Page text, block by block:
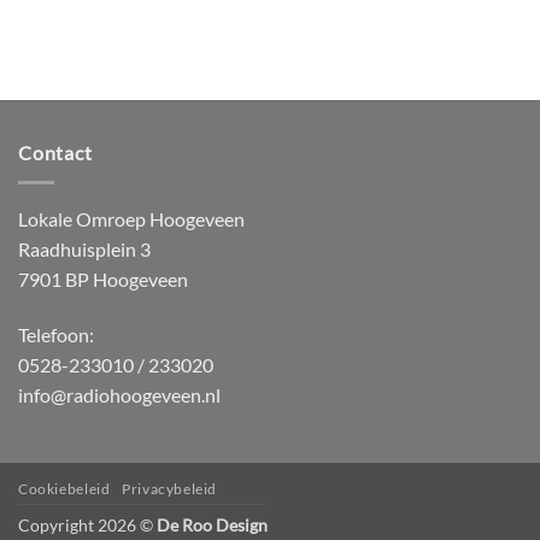
Contact
Lokale Omroep Hoogeveen
Raadhuisplein 3
7901 BP Hoogeveen
Telefoon:
0528-233010 / 233020
info@radiohoogeveen.nl
Cookiebeleid Privacybeleid
Copyright 2026 © De Roo Design